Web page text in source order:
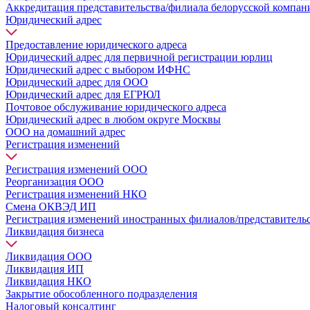
Аккредитация представительства/филиала белорусской
Юридический адрес
Предоставление юридического адреса
Юридический адрес для первичной регистрации юрлиц
Юридический адрес с выбором ИФНС
Юридический адрес для ООО
Юридический адрес для ЕГРЮЛ
Почтовое обслуживание юридического адреса
Юридический адрес в любом округе Москвы
ООО на домашний адрес
Регистрация изменений
Регистрация изменений ООО
Реорганизация ООО
Регистрация изменений НКО
Смена ОКВЭД ИП
Регистрация изменений иностранных филиалов/
Ликвидация бизнеса
Ликвидация ООО
Ликвидация ИП
Ликвидация НКО
Закрытие обособленного подразделения
Налоговый консалтинг